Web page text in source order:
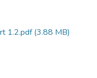
1.2.pdf(3.88 MB)